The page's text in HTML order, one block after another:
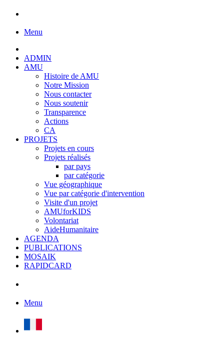
Menu
ADMIN
AMU
Histoire de AMU
Notre Mission
Nous contacter
Nous soutenir
Transparence
Actions
CA
PROJETS
Projets en cours
Projets réalisés
par pays
par catégorie
Vue géographique
Vue par catégorie d'intervention
Visite d'un projet
AMUforKIDS
Volontariat
AideHumanitaire
AGENDA
PUBLICATIONS
MOSAIK
RAPIDCARD
Menu